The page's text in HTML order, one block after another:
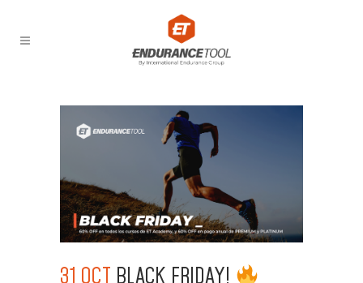
31 OCT BLACK FRIDAY!